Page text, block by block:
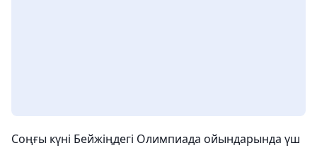
Соңғы күні Бейжіңдегі Олимпиада ойындарында үш